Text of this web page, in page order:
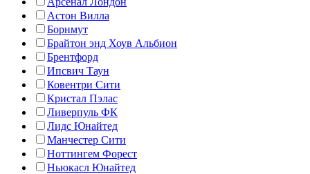
Астон Вилла
Борнмут
Брайтон энд Хоув Альбион
Брентфорд
Ипсвич Таун
Ковентри Сити
Кристал Пэлас
Ливерпуль ФК
Лидс Юнайтед
Манчестер Сити
Ноттингем Форест
Ньюкасл Юнайтед